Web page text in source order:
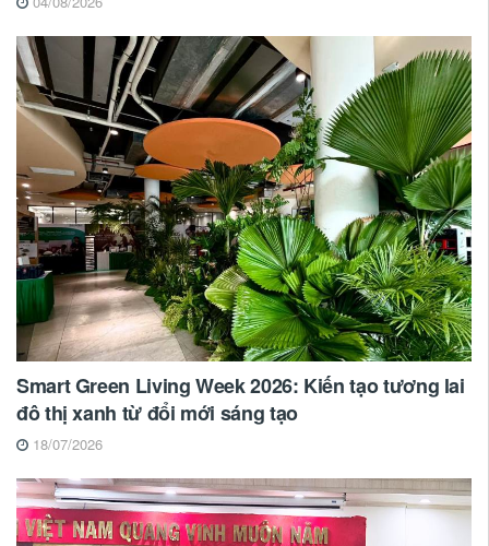
Smart Green Living Week 2026: Kiến tạo tương lai
đô thị xanh từ đổi mới sáng tạo
18/07/2026